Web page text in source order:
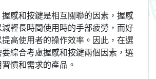
感和按鍵是相互關聯的因素，握感
輕長時間使用時的手部疲勞，而好
高使用者的操作效率。因此，在選
綜合考慮握感和按鍵兩個因素，選
慣和需求的產品。